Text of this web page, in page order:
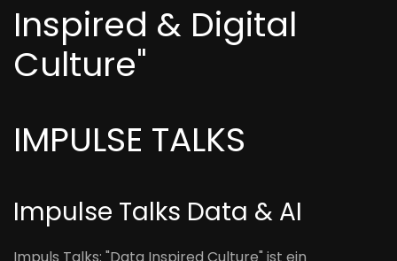
Inspired & Digital
Culture"
IMPULSE TALKS
Impulse Talks Data & AI